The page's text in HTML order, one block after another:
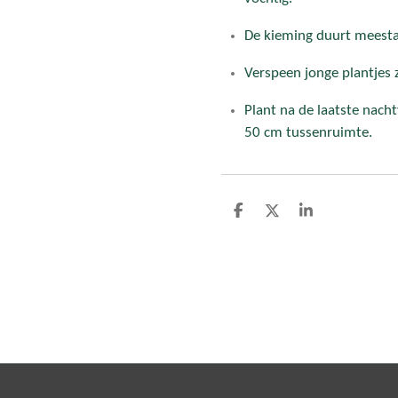
De kieming duurt
Verspeen jonge plantjes
Plant na de laatste
50 cm tussenruimte.
D
D
S